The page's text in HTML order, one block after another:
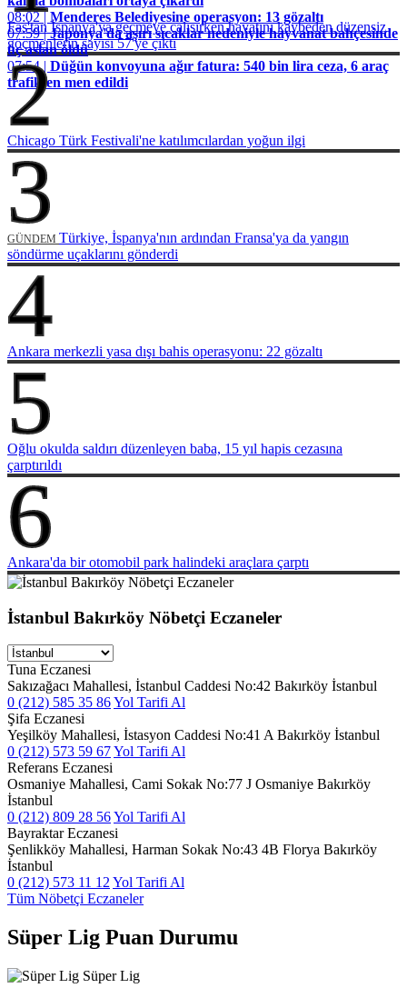
08:02 |Menderes Belediyesine operasyon: 13 gözaltı
07:59 |Japonya'da aşırı sıcaklar nedeniyle hayvanat bahçesinde
üç aslan öldü
07:54 | Düğün konvoyuna ağır fatura: 540 bin lira ceza, 6 araç
trafikten men edildi
Fas'tan İspanya'ya geçmeye çalışırken hayatını kaybeden düzensiz
göçmenlerin sayısı 57'ye çıktı
2
Chicago Türk Festivali'ne katılımcılardan yoğun ilgi
3
GÜNDEM Türkiye, İspanya'nın ardından Fransa'ya da yangın
söndürme uçaklarını gönderdi
4
Ankara merkezli yasa dışı bahis operasyonu: 22 gözaltı
5
Oğlu okulda saldırı düzenleyen baba, 15 yıl hapis cezasına
çarptırıldı
6
Ankara'da bir otomobil park halindeki araçlara çarptı
İstanbul Bakırköy Nöbetçi Eczaneler
Tuna Eczanesi
Sakızağacı Mahallesi, İstanbul Caddesi No:42 Bakırköy İstanbul
0 (212) 585 35 86Yol Tarifi Al
Şifa Eczanesi
Yeşilköy Mahallesi, İstasyon Caddesi No:41 A Bakırköy İstanbul
0 (212) 573 59 67Yol Tarifi Al
Referans Eczanesi
Osmaniye Mahallesi, Cami Sokak No:77 J Osmaniye Bakırköy
İstanbul
0 (212) 809 28 56Yol Tarifi Al
Bayraktar Eczanesi
Şenlikköy Mahallesi, Harman Sokak No:43 4B Florya Bakırköy
İstanbul
0 (212) 573 11 12 Yol Tarifi Al
Tüm Nöbetçi Eczaneler
Süper Lig Puan Durumu
Süper Lig